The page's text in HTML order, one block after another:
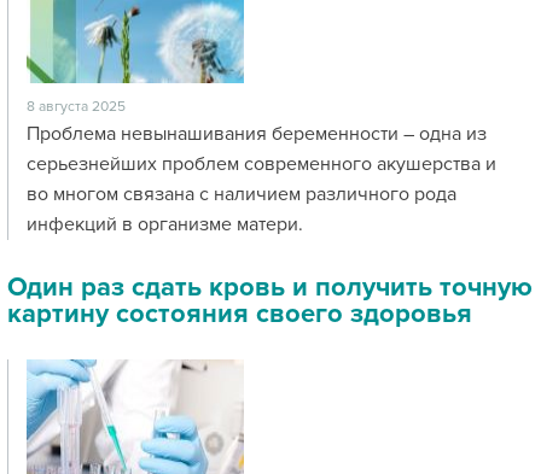
8 августа 2025
Проблема невынашивания беременности – одна из
серьезнейших проблем современного акушерства и
во многом связана с наличием различного рода
инфекций в организме матери.
Один раз сдать кровь и получить точную
картину состояния своего здоровья